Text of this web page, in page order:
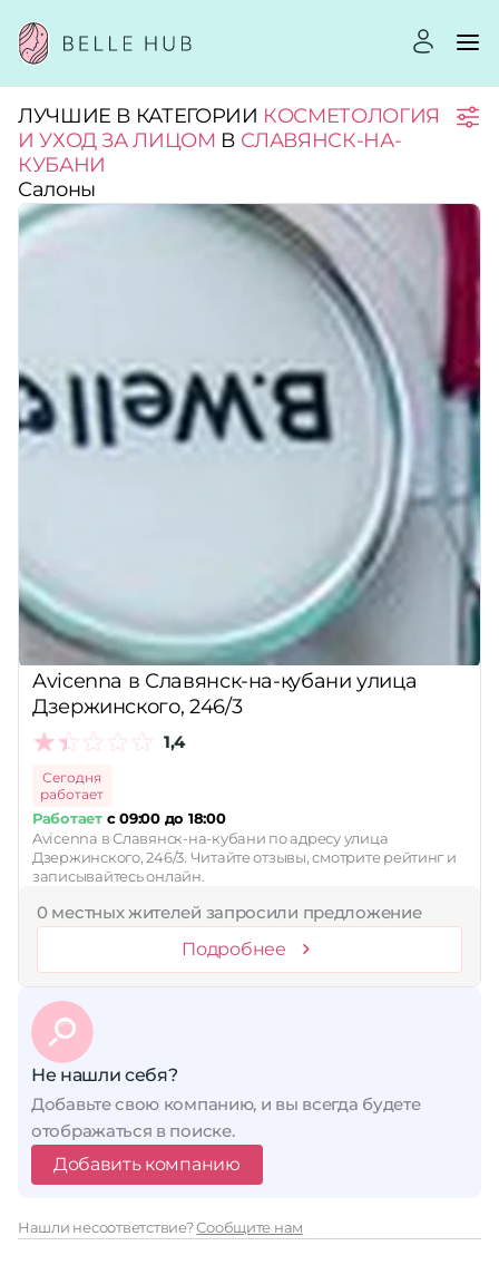
Город:
Категории:
Рейтинг:
Стоимость услуг:
Сбросить
ЛУЧШИЕ В КАТЕГОРИИ КОСМЕТОЛОГИЯ
И УХОД ЗА ЛИЦОМ В СЛАВЯНСК-НА-
КУБАНИ
Салоны
Avicenna в Славянск-на-кубани улица
Дзержинского, 246/3
1,4
Сегодня
работает
Работаетс 09:00 до 18:00
Avicenna в Славянск-на-кубани по адресу улица
Дзержинского, 246/3. Читайте отзывы, смотрите рейтинг и
записывайтесь онлайн.
0 местных жителей запросили предложение
Подробнее
Не нашли себя?
Добавьте свою компанию, и вы всегда будете
отображаться в поиске.
Добавить компанию
Нашли несоответствие?Сообщите нам